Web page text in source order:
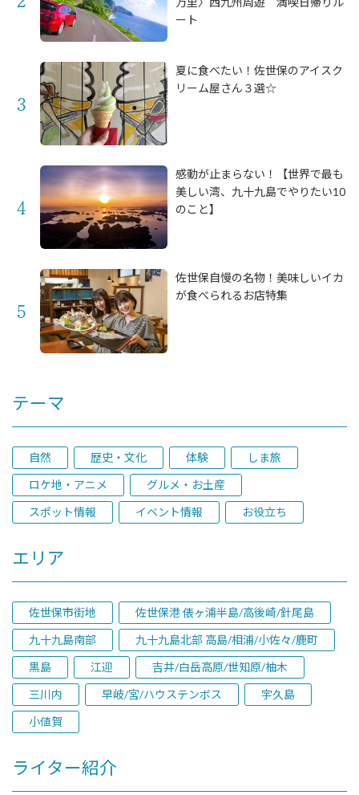
ート
夏に食べたい！佐世保のアイスク
リーム屋さん３選☆
感動が止まらない！【世界で最も
美しい湾、九十九島でやりたい10
のこと】
佐世保自慢の名物！美味しいイカ
が食べられるお店特集
テーマ
自然 歴史・文化 体験
しま旅
ロケ地・アニメ
グルメ・お土産
スポット情報
イベント情報 お役立ち
エリア
佐世保市街地
佐世保港 俵ヶ浦半島/高後崎/針尾島
九十九島南部
九十九島北部 高島/相浦/小佐々/鹿町
黒島
江迎
吉井/白岳高原/世知原/柚木
三川内
早岐/宮/ハウステンボス
宇久島
小値賀
ライター紹介